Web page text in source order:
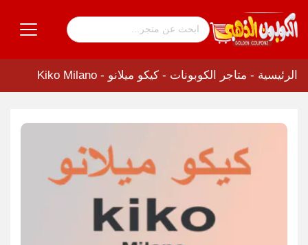
الرئيسية - متاجر الكوبونات - كيكو ميلانو - Kiko Milano